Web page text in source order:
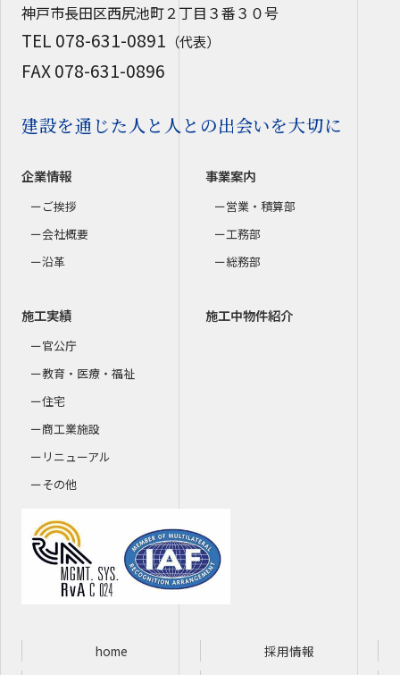
神戸市長田区西尻池町２丁目３番３０号
TEL 078-631-0891 （代表）
FAX 078-631-0896
建設を通じた人と人との出会いを大切に
企業情報
ご挨拶
会社概要
沿革
事業案内
営業・積算部
工務部
総務部
施工実績
官公庁
教育・医療・福祉
住宅
商工業施設
リニューアル
その他
施工中物件紹介
home
採用情報